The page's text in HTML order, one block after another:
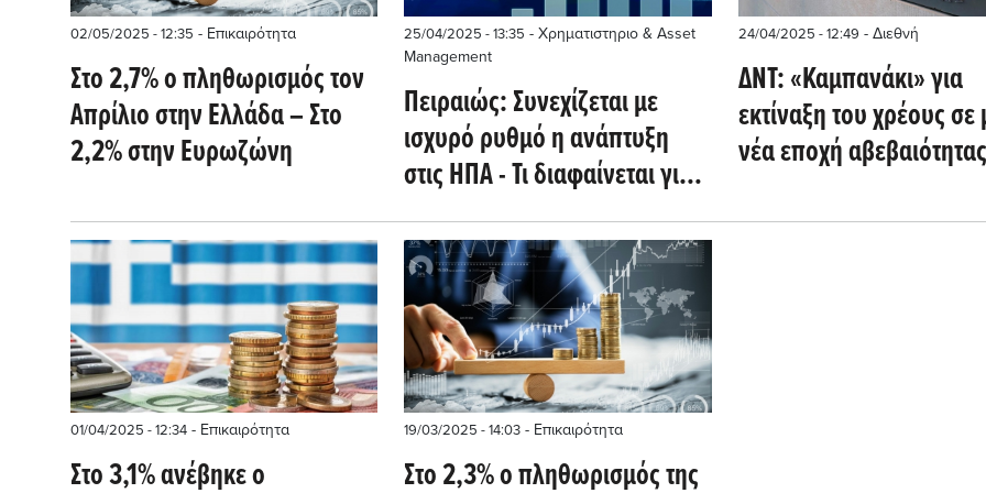
02/05/2025 - 12:35 - Επικαιρότητα
Στο 2,7% ο πληθωρισμός τον
Απρίλιο στην Ελλάδα – Στο
2,2% στην Ευρωζώνη
25/04/2025 - 13:35 - Χρηματιστηριο & Asset
Management
Πειραιώς: Συνεχίζεται με
ισχυρό ρυθμό η ανάπτυξη
στις ΗΠΑ - Τι διαφαίνεται για
Ευρωζώνη και Κίνα
24/04/2025 - 12:49 - Διεθνή
ΔΝΤ: «Καμπανάκι» για
εκτίναξη του χρέους σε
νέα εποχή
01/04/2025 - 12:34 - Επικαιρότητα
Στο 3,1% ανέβηκε ο
19/03/2025 - 14:03 - Επικαιρότητα
Στο 2,3% ο πληθωρισμός της